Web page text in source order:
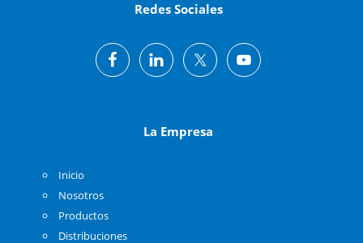
Redes Sociales
La Empresa
Inicio
Nosotros
Productos
Distribuciones